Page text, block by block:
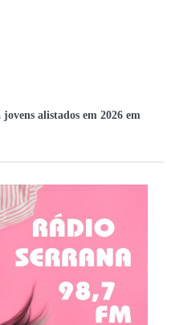
alistados em 2026 em